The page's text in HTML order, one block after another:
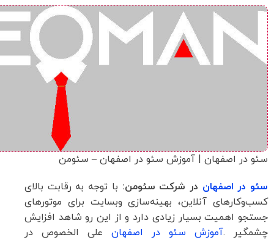
سئو در اصفهان | آموزش سئو در اصفهان – سئومن
سئو در اصفهان در شرکت سئومن: با توجه به رقابت بالای
کسب‌وکارهای آنلاین، بهینه‌سازی وبسایت برای موتورهای
جستجو اهمیت بسیار زیادی دارد و از این رو شاهد افزایش
چشمگیر .آموزش سئو در اصفهان علی الخصوص در